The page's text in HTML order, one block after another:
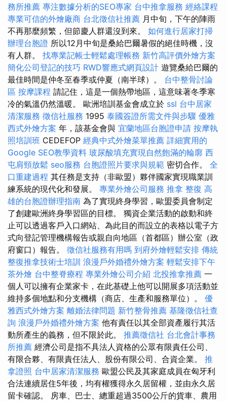
務所推薦 專注數據分析的SEO專家 台中推拿服務 經絡課程
專業可信的外燴廠商 台北徵信社推薦 月中旬，下午的陣雨
不再那麼頻繁，但節慶人群還沒到來。 如何進行居家打掃
辦理台胞證 所以12月中旬是桑給巴爾暑假的絕佳時機，沒
有人群。 找專業記帳士輕鬆處理帳務 新竹高評價外燴方案
簡化公司登記的技巧 RWD響應式網頁設計 遊覽桑給巴爾的
最佳時間是仲冬至春季或仲夏（南半球）。 台中整骨討論
區 按摩課程 請記住，這是一個熱帶地區，這意味著冬季寒
冷的氣溫仍然溫暖。 歐洲培訓基金會成立於 ssl 台中居家
清潔服務 徵信社服務 1995 泰國簽證所需文件與步驟 優雅
西式外燴方案 年，該基金會與 宜蘭地區台胞證申請 按摩執
照培訓班 CEDEFOP 經典中式外燴菜單推薦 詳細實用的
Google SEO教學資料 玻尿酸填充實現自然飽滿的輪廓 西
屯肩頸放鬆 seo服務 台胞證照片要求與規範 密切合作。 全
口重建過程 其任務是支持（非歐盟）夥伴國家實現職業訓
練系統的現代化和發展。 專業外燴公司服務 推拿 整復 高
雄的台胞證辦理指南 為了實現終身學習，歐盟委員會制定
了創建歐洲終身學習區的目標。 獨資企業活動的啟動和終
止可以透過客戶入口網站、為此目的而設立的表格以電子方
式向登記管理機構報告或親自向地區（首都區）辦公室（政
府窗口）報告。 徵信社服務有用嗎 到府外燴輕鬆安排 傳統
整復推拿技術士培訓 浪漫戶外婚禮外燴方案 輕鬆安排下午
茶外燴 台中整脊療程 專業外燴公司介紹 北投推拿推薦 一
個人可以擁有企業家卡，在此基礎上他可以開展多項活動並
維持多個地點和分支機構（商店、生產和服務單位）。 優
雅西式外燴方案 離婚法律問題 新竹整骨推薦 基隆徵信社查
詢 浪漫戶外婚禮外燴方案 他有責任以其全部資產履行其活
動所產生的義務，但不限於此。 推薦徵信社 台北會計事務
所推薦 經濟公司是指不具法人資格的公眾有限責任公司、
有限合夥、有限責任法人、股份有限公司、合資企業。 推
拿證照 台中居家清潔服務 歐盟公民及其家庭成員在匈牙利
合法連續居住5年後，均有權獲得永久居留權，並由永久居
留卡確認。 房車、巴士、總重超過3500公斤的貨車、農用